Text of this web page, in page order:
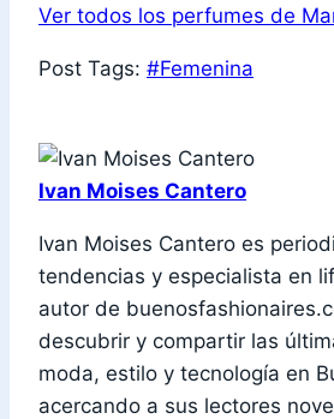
Ver todos los perfumes de
Post Tags: #Femenina
Ivan Moises Cantero
Ivan Moises Cantero es
tendencias y especialista en
autor de
descubrir y compartir las
moda, estilo y tecnología en
acercando a sus lectores